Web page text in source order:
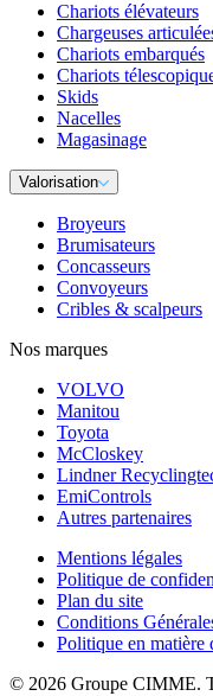
Chariots élévateurs
Chargeuses
Chariots embarqués
Chariots
Skids
Nacelles
Magasinage
Valorisation
Broyeurs
Brumisateurs
Concasseurs
Convoyeurs
Cribles & scalpeurs
Nos marques
VOLVO
Manitou
Toyota
McCloskey
Lindner
EmiControls
Autres partenaires
Mentions légales
Politique de
Plan du site
Conditions
Politique en matière
© 2026 Groupe CIMME.